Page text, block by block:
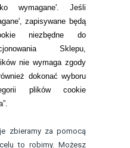
wymagane'. Jeśli
zapisywane będą
niezbędne do
Sklepu,
nie wymaga zgody
dokonać wyboru
plików cookie
zbieramy za pomocą
to robimy. Możesz
CIASTECZKA